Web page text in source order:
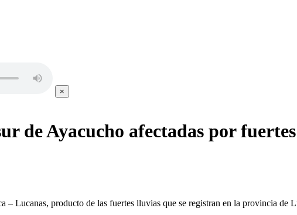
×
de Ayacucho afectadas por
– Lucanas, producto de las fuertes lluvias que se registran en la provincia de